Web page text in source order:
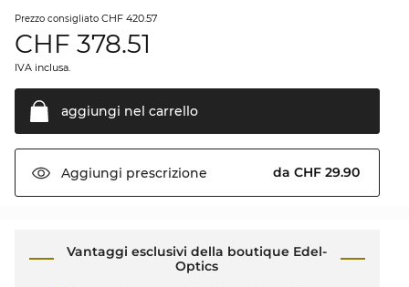
Prezzo consigliato CHF 420.57
CHF 378.51
IVA inclusa.
aggiungi nel carrello
Aggiungi prescrizione da CHF 29.90
Vantaggi esclusivi della boutique Edel-
Optics